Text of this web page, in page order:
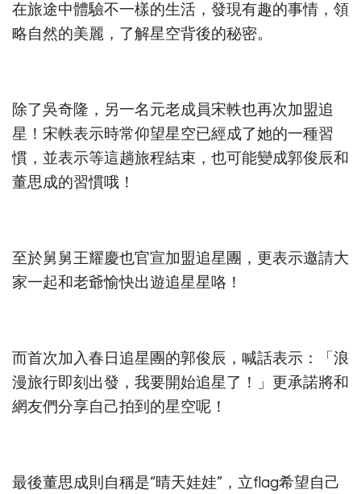
在旅途中體驗不一樣的生活，發現有趣的事情，領
略自然的美麗，了解星空背後的秘密。
除了吳奇隆，另一名元老成員宋軼也再次加盟追
星！宋軼表示時常仰望星空已經成了她的一種習
慣，並表示等這趟旅程結束，也可能變成郭俊辰和
董思成的習慣哦！
至於舅舅王耀慶也官宣加盟追星團，更表示邀請大
家一起和老爺愉快出遊追星星咯！ ​​​
而首次加入春日追星團的郭俊辰，喊話表示：「浪
漫旅行即刻出發，我要開始追星了！」更承諾將和
網友們分享自己拍到的星空呢！
最後董思成則自稱是“晴天娃娃”，立flag希望自己